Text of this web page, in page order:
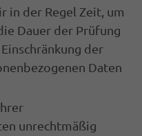
in der Regel Zeit, um
Dauer der Prüfung
der
Daten
unrechtmäßig